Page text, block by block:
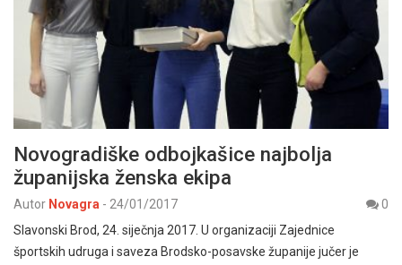
Novogradiške odbojkašice najbolja
županijska ženska ekipa
Autor Novagra - 24/01/2017
0
Slavonski Brod, 24. siječnja 2017. U organizaciji Zajednice
športskih udruga i saveza Brodsko-posavske županije jučer je